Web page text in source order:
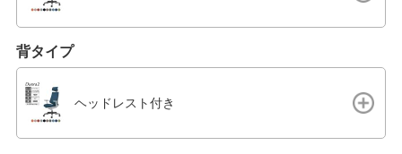
背タイプ
ヘッドレスト付き